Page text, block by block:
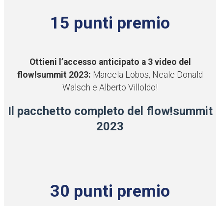
15 punti premio
Ottieni l’accesso anticipato a 3 video del
flow!summit 2023: Marcela Lobos, Neale Donald
Walsch e Alberto Villoldo!
Il pacchetto completo del flow!summit
2023
30 punti premio